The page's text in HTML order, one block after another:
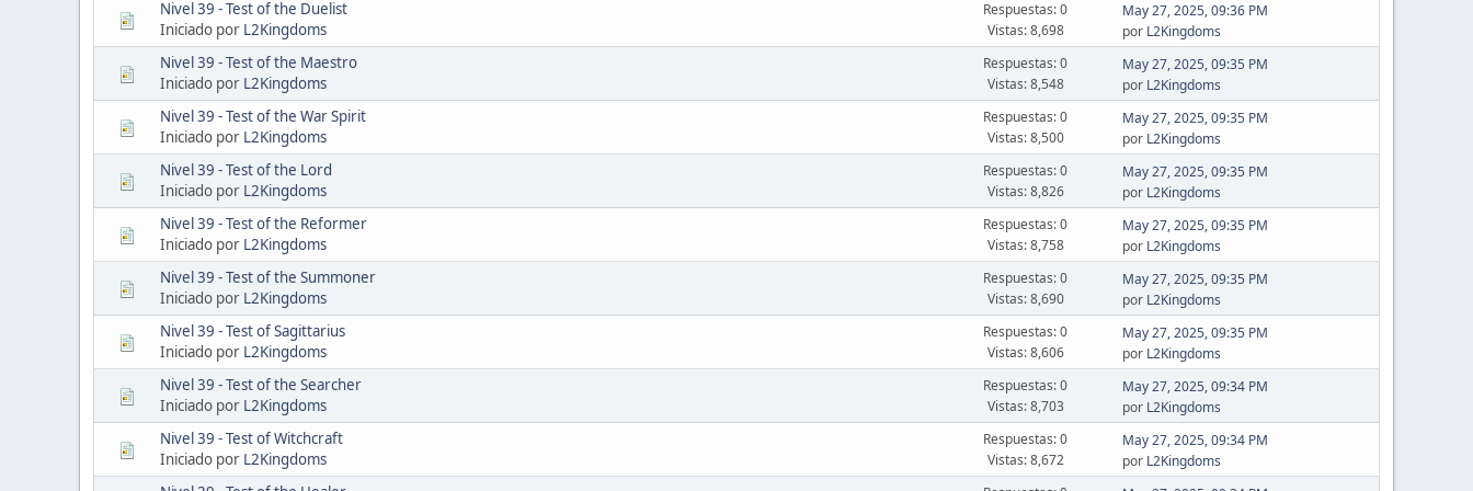
Nivel 39 - Test of the Duelist
Iniciado por L2Kingdoms
Respuestas: 0
Vistas: 8,698
May 27, 2025, 09:36 PM
por L2Kingdoms
Nivel 39 - Test of the Maestro
Iniciado por L2Kingdoms
Respuestas: 0
Vistas: 8,548
May 27, 2025, 09:35 PM
por L2Kingdoms
Nivel 39 - Test of the War Spirit
Iniciado por L2Kingdoms
Respuestas: 0
Vistas: 8,500
May 27, 2025, 09:35 PM
por L2Kingdoms
Nivel 39 - Test of the Lord
Iniciado por L2Kingdoms
Respuestas: 0
Vistas: 8,826
May 27, 2025, 09:35 PM
por L2Kingdoms
Nivel 39 - Test of the Reformer
Iniciado por L2Kingdoms
Respuestas: 0
Vistas: 8,758
May 27, 2025, 09:35 PM
por L2Kingdoms
Nivel 39 - Test of the Summoner
Iniciado por L2Kingdoms
Respuestas: 0
Vistas: 8,690
May 27, 2025, 09:35 PM
por L2Kingdoms
Nivel 39 - Test of Sagittarius
Iniciado por L2Kingdoms
Respuestas: 0
Vistas: 8,606
May 27, 2025, 09:35 PM
por L2Kingdoms
Nivel 39 - Test of the Searcher
Iniciado por L2Kingdoms
Respuestas: 0
Vistas: 8,703
May 27, 2025, 09:34 PM
por L2Kingdoms
Nivel 39 - Test of Witchcraft
Iniciado por L2Kingdoms
Respuestas: 0
Vistas: 8,672
May 27, 2025, 09:34 PM
por L2Kingdoms